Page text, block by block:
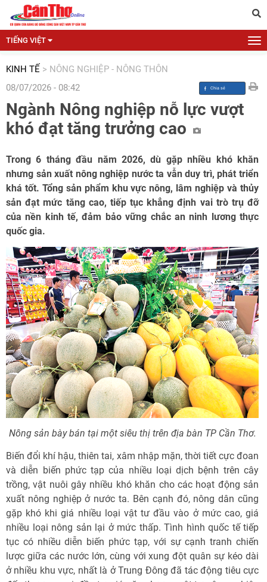
TIẾNG VIỆT
KINH TẾ > NÔNG NGHIỆP - NÔNG THÔN
08/07/2026 - 08:42
Ngành Nông nghiệp nỗ lực vượt
khó đạt tăng trưởng cao
Trong 6 tháng đầu năm 2026, dù gặp nhiều khó khăn
nhưng sản xuất nông nghiệp nước ta vẫn duy trì, phát triển
khá tốt. Tổng sản phẩm khu vực nông, lâm nghiệp và thủy
sản đạt mức tăng cao, tiếp tục khẳng định vai trò trụ đỡ
của nền kinh tế, đảm bảo vững chắc an ninh lương thực
quốc gia.
Nông sản bày bán tại một siêu thị trên địa bàn TP Cần Thơ.
Biến đổi khí hậu, thiên tai, xâm nhập mặn, thời tiết cực đoan
và diễn biến phức tạp của nhiều loại dịch bệnh trên cây
trồng, vật nuôi gây nhiều khó khăn cho các hoạt động sản
xuất nông nghiệp ở nước ta. Bên cạnh đó, nông dân cũng
gặp khó khi giá nhiều loại vật tư đầu vào ở mức cao, giá
nhiều loại nông sản lại ở mức thấp. Tình hình quốc tế tiếp
tục có nhiều diễn biến phức tạp, với sự cạnh tranh chiến
lược giữa các nước lớn, cùng với xung đột quân sự kéo dài
ở nhiều khu vực, nhất là ở Trung Đông đã tác động tiêu cực